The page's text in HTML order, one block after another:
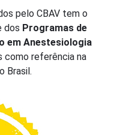
pelo CBAV tem o
dos Programas de
em Anestesiologia
como referência na
Brasil.